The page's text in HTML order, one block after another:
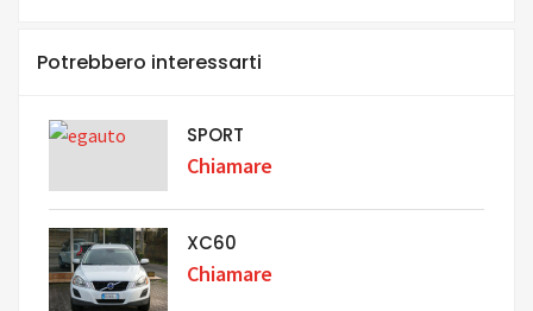
Potrebbero interessarti
SPORT
Chiamare
XC60
Chiamare